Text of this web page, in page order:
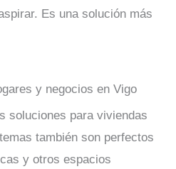
Es una solución más
y negocios en Vigo
soluciones para viviendas
también son perfectos
y otros espacios